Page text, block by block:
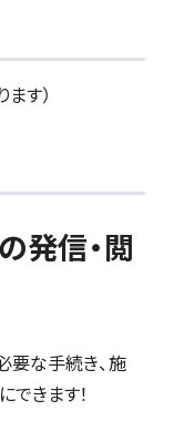
す）
発信・閲
要な手続き、施
できます！